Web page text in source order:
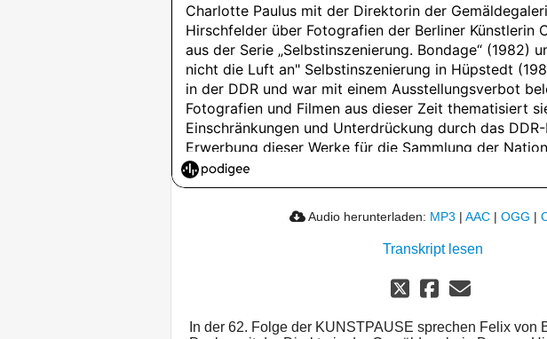
Audio herunterladen: MP3 | AAC | OGG |
Transkript lesen
In der 62. Folge der KUNSTPAUSE sprechen Felix von